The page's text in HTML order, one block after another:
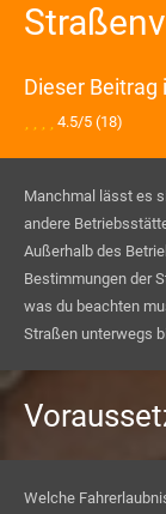
Dieser
4.5/5 (18)
Manchmal lässt es
andere
Außerhalb des
Bestimmungen der
was du beachten
Straßen unterwegs
Welche